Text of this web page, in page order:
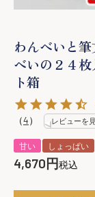
わんべいと
べいの２４
ト箱
（4） レビューを
甘い しょっぱい
4,670 税込